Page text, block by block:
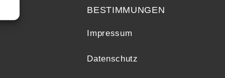
BESTIMMUNGEN
Impressum
Datenschutz